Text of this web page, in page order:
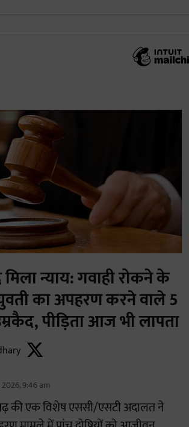
न्याय: गवाही रोकने के
का अपहरण करने वाले 5
पीड़िता आज भी लापता
9:46 am
की एक विशेष एससी/एसटी अदालत ने